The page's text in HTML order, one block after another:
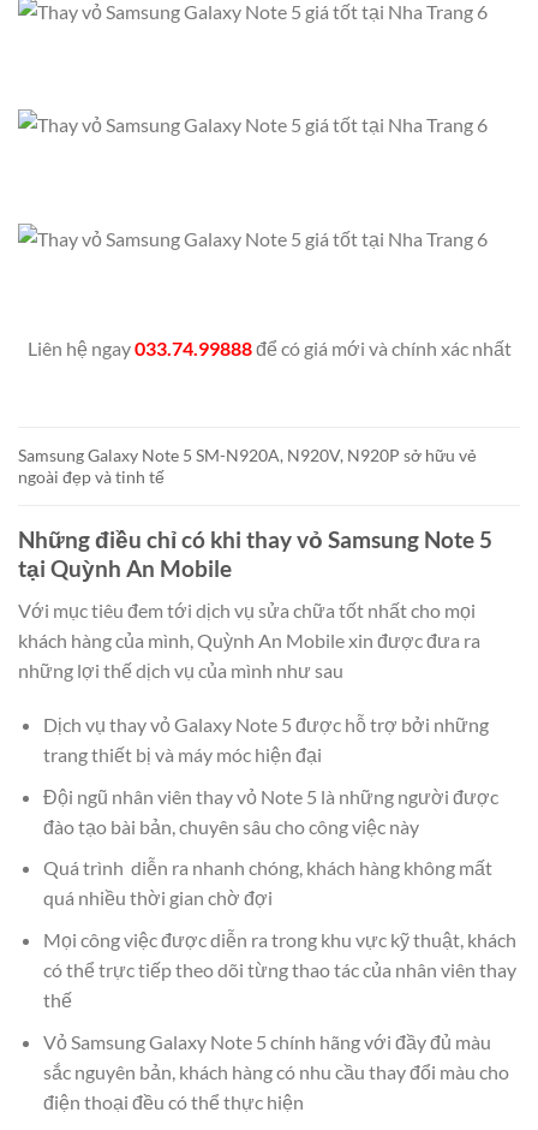
Liên hệ ngay033.74.99888để có giá mới và chính xác nhất
Samsung Galaxy Note 5 SM-N920A, N920V, N920P sở hữu vẻ
ngoài đẹp và tinh tế
Những điều chỉ có khi thay vỏ Samsung Note 5
tại Quỳnh An Mobile
Với mục tiêu đem tới dịch vụ sửa chữa tốt nhất cho mọi
khách hàng của mình, Quỳnh An Mobile xin được đưa ra
những lợi thế dịch vụ của mình như sau
Dịch vụ thay vỏ Galaxy Note 5 được hỗ trợ bởi những
trang thiết bị và máy móc hiện đại
Đội ngũ nhân viên thay vỏ Note 5 là những người được
đào tạo bài bản, chuyên sâu cho công việc này
Quá trình diễn ra nhanh chóng, khách hàng không mất
quá nhiều thời gian chờ đợi
Mọi công việc được diễn ra trong khu vực kỹ thuật, khách
có thể trực tiếp theo dõi từng thao tác của nhân viên thay
thế
Vỏ Samsung Galaxy Note 5 chính hãng với đầy đủ màu
sắc nguyên bản, khách hàng có nhu cầu thay đổi màu cho
điện thoại đều có thể thực hiện